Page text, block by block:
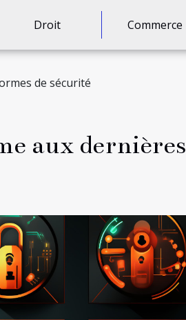
Droit Commerce
de sécurité
aux dernières